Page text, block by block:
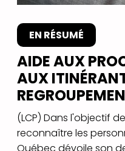
EN RÉSUMÉ
AIDE AUX
AUX
(LCP) Dans l'objectif
reconnaître les
Québec dévoile son